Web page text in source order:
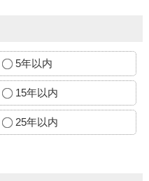
5年以内
15年以内
25年以内